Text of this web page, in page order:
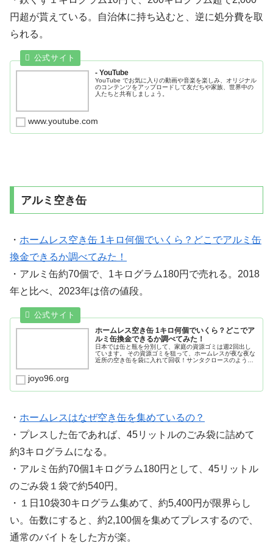
円超が貰えている。自治体に持ち込むと、逆に処分費を取
られる。
- YouTube
YouTube でお気に入りの動画や音楽を楽しみ、オリジナル
のコンテンツをアップロードして友だちや家族、世界中の
人たちと共有しましょう。
www.youtube.com
アルミ空き缶
・ ホームレス空き缶 1キロ何個でいくら？どこでアルミ缶
換金できるか調べてみた！
・アルミ缶約70個で、1キログラム180円で売れる。2018
年と比べ、2023年は倍の値段。
ホームレス空き缶 1キロ何個でいくら？どこでア
ルミ缶換金できるか調べてみた！
日本では缶と瓶を分別して、家庭の資源ゴミは週2回出し
ています。 その資源ゴミを狙って、ホームレスが夜な夜な
近所の空き缶を袋に入れて回収！サンタクロースのように
joyo96.org
・ ホームレスはなぜ空き缶を集めているの？
・プレスした缶であれば、45リットルのごみ袋に詰めて
約3キログラムになる。
・アルミ缶約70個1キログラム180円として、45リットル
のごみ袋１袋で約540円。
・１日10袋30キログラム集めて、約5,400円が限界らし
い。缶数にすると、約2,100個を集めてプレスするので、
通常のバイトをした方が楽。